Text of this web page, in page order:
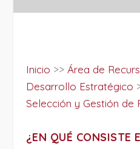
Inicio >> Área de
Desarrollo Estratégico
Selección y Gestión de
¿EN QUÉ CONSISTE